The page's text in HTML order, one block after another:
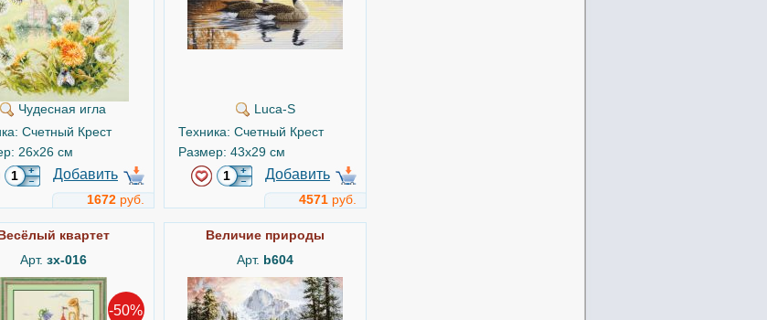
Чудесная игла
Счетный Крест
26x26 см
Добавить
1672 руб.
Luca-S
Техника: Счетный Крест
Размер: 43x29 см
Добавить
4571 руб.
квартет
Арт. зх-016
-50%
Величие природы
Арт. b604